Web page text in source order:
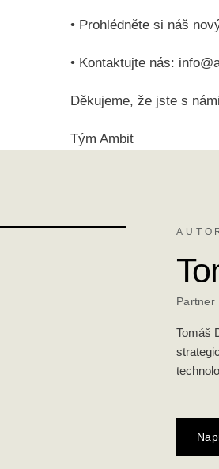
• Prohlédněte si náš
• Kontaktujte nás:
Děkujeme, že jste s
Tým Ambit
Partner
Tomáš